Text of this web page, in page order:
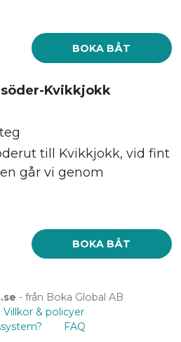
BOKA BÅT
Kvikkjokk
till Kvikkjokk, vid fint
går vi genom
BOKA BÅT
- från Boka Global AB
Villkor & policyer
FAQ